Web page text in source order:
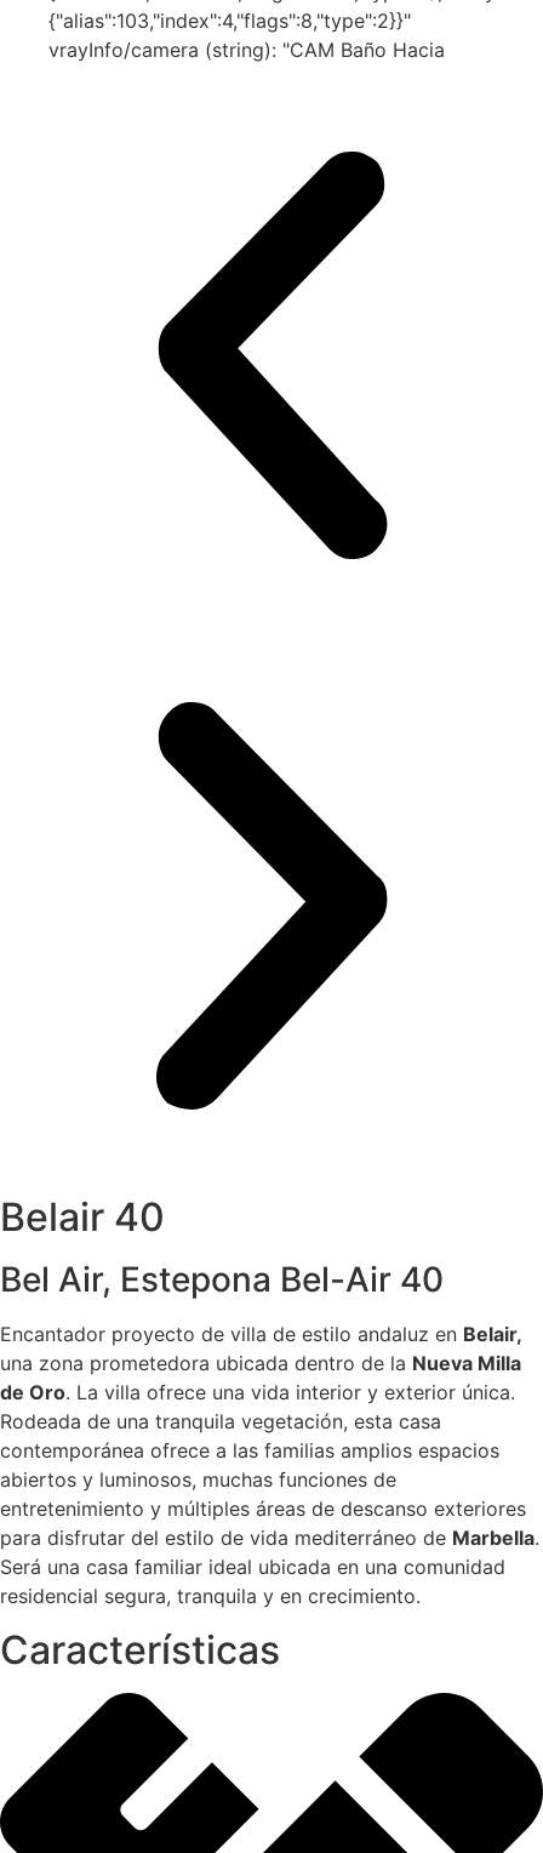
Belair 40
Bel Air, Estepona Bel-Air 40
Encantador proyecto de villa de estilo andaluz en Belair,
una zona prometedora ubicada dentro de la Nueva Milla
de Oro. La villa ofrece una vida interior y exterior única.
Rodeada de una tranquila vegetación, esta casa
contemporánea ofrece a las familias amplios espacios
abiertos y luminosos, muchas funciones de
entretenimiento y múltiples áreas de descanso exteriores
para disfrutar del estilo de vida mediterráneo de Marbella.
Será una casa familiar ideal ubicada en una comunidad
residencial segura, tranquila y en crecimiento.
Características